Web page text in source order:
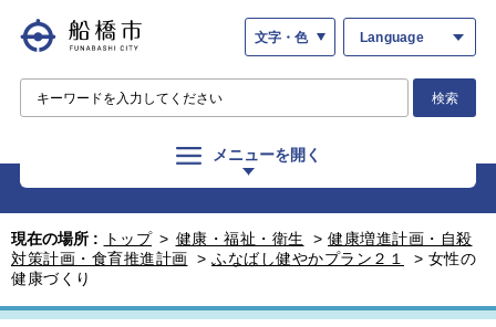
文字・色 Language
検索
メニューを開く
現在の場所 : トップ > 健康・福祉・衛生 > 健康増進計画・自殺
対策計画・食育推進計画 > ふなばし健やかプラン２１ > 女性の
健康づくり